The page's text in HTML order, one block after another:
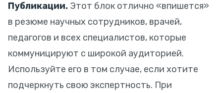
Публикации. Этот блок отлично «впишется»
в резюме научных сотрудников, врачей,
педагогов и всех специалистов, которые
коммуницируют с широкой аудиторией.
Используйте его в том случае, если хотите
подчеркнуть свою экспертность. При